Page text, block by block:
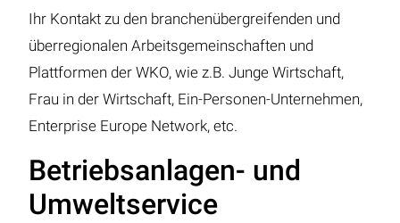
Ihr Kontakt zu den branchenübergreifenden und
überregionalen Arbeitsgemeinschaften und
Plattformen der WKO, wie z.B. Junge Wirtschaft,
Frau in der Wirtschaft, Ein-Personen-Unternehmen,
Enterprise Europe Network, etc.
Betriebsanlagen- und
Umweltservice